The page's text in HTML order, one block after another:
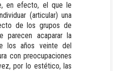
en efecto, el que le
(articular) una
de los grupos de
parecen acaparar la
los años veinte del
con preocupaciones
por lo estético, las